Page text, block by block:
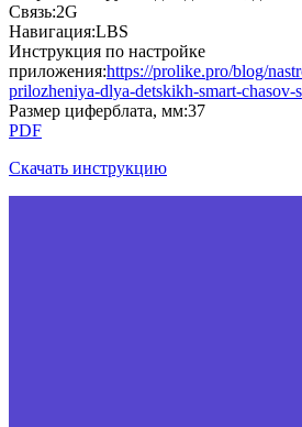
Связь:2G
Навигация:LBS
Инструкция по настройке
приложения:https://prolike.pro/blog/
prilozheniya-dlya-detskikh-smart-chasov-
Размер циферблата, мм:37
PDF
Скачать инструкцию